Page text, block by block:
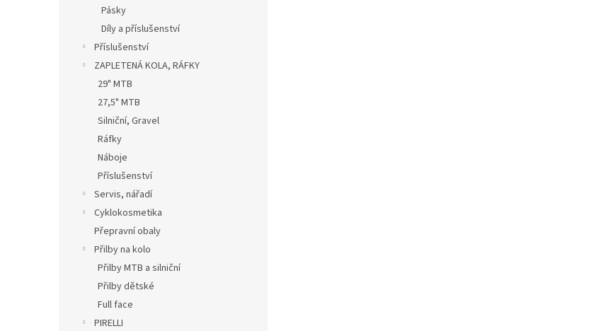
Pásky
Díly a příslušenství
Příslušenství
ZAPLETENÁ KOLA, RÁFKY
29" MTB
27,5" MTB
Silniční, Gravel
Ráfky
Náboje
Příslušenství
Servis, nářadí
Cyklokosmetika
Přepravní obaly
Přilby na kolo
Přilby MTB a silniční
Přilby dětské
Full face
PIRELLI